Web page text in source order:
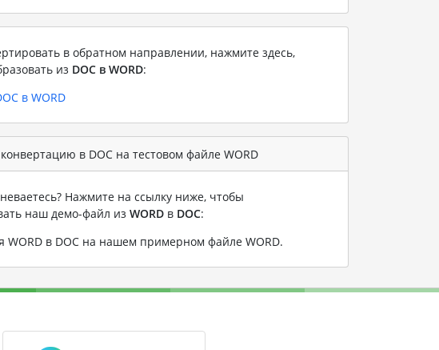
в обратном направлении, нажмите здесь,
из DOC в WORD:
в WORD
в DOC на тестовом файле WORD
Нажмите на ссылку ниже, чтобы
наш демо-файл из WORD в DOC:
WORD в DOC на нашем примерном файле WORD.